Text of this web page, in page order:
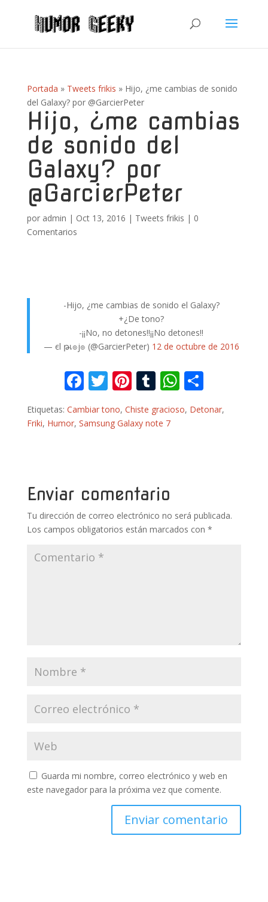
Portada » Tweets frikis » Hijo, ¿me cambias de sonido
del Galaxy? por @GarcierPeter
Hijo, ¿me cambias
de sonido del
Galaxy? por
@GarcierPeter
por admin | Oct 13, 2016 | Tweets frikis | 0
Comentarios
-Hijo, ¿me cambias de sonido el Galaxy?
+¿De tono?
-¡¡No, no detones!!¡¡No detones!!
— єl թเ๏j๏ (@GarcierPeter) 12 de octubre de 2016
F
ac
e
k
T
itt
Pi
nt
er
T
u
m
W
h
at m
Etiquetas: Cambiar tono, Chiste gracioso, Detonar,
Friki, Humor, Samsung Galaxy note 7
Enviar comentario
Tu dirección de correo electrónico no será publicada.
Los campos obligatorios están marcados con *
Guarda mi nombre, correo electrónico y web en
este navegador para la próxima vez que comente.